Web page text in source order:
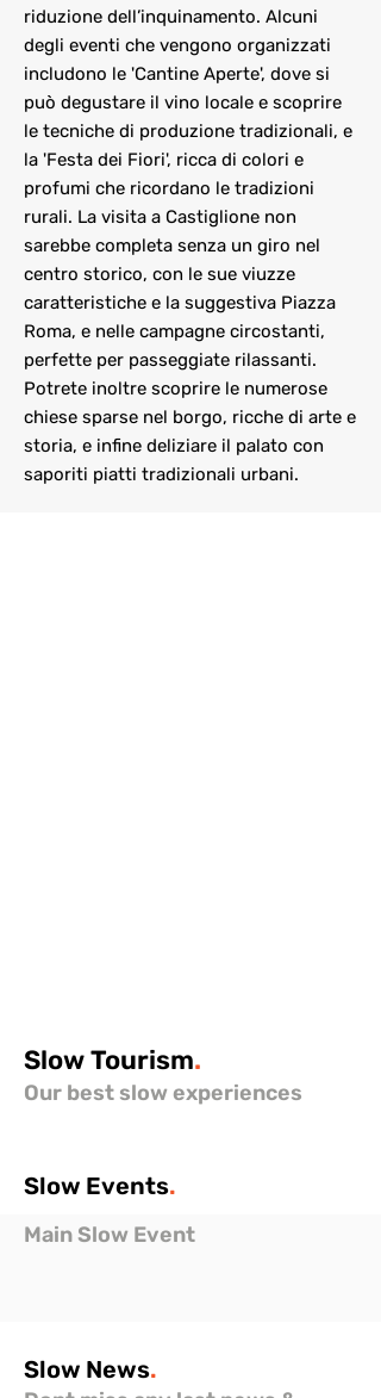
riduzione dell’inquinamento. Alcuni
degli eventi che vengono organizzati
includono le 'Cantine Aperte', dove si
può degustare il vino locale e scoprire
le tecniche di produzione tradizionali, e
la 'Festa dei Fiori', ricca di colori e
profumi che ricordano le tradizioni
rurali. La visita a Castiglione non
sarebbe completa senza un giro nel
centro storico, con le sue viuzze
caratteristiche e la suggestiva Piazza
Roma, e nelle campagne circostanti,
perfette per passeggiate rilassanti.
Potrete inoltre scoprire le numerose
chiese sparse nel borgo, ricche di arte e
storia, e infine deliziare il palato con
saporiti piatti tradizionali urbani.
SlowTourism.
Our best slow experiences
Slow Events.
Main Slow Event
Slow News.